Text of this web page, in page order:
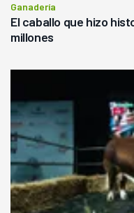
Ganadería
El caballo que hizo
millones